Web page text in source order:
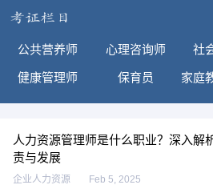
公共营养师 心理咨询师 社
健康管理师 保育员 家庭
人力资源管理师是什么职业？深入解
责与发展
企业人力资源 Feb 5, 2025